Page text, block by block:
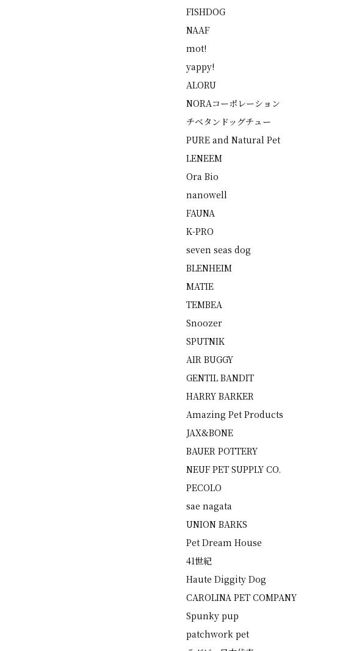
FISHDOG
NAAF
mot!
yappy!
ALORU
NORAコーポレーション
チベタンドッグチュー
PURE and Natural Pet
LENEEM
Ora Bio
nanowell
FAUNA
K-PRO
seven seas dog
BLENHEIM
MATIE
TEMBEA
Snoozer
SPUTNIK
AIR BUGGY
GENTIL BANDIT
HARRY BARKER
Amazing Pet Products
JAX&BONE
BAUER POTTERY
NEUF PET SUPPLY CO.
PECOLO
sae nagata
UNION BARKS
Pet Dream House
41世紀
Haute Diggity Dog
CAROLINA PET COMPANY
Spunky pup
patchwork pet